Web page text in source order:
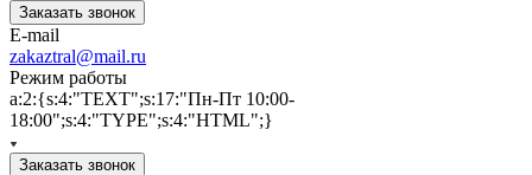
Заказать звонок
E-mail
zakaztral@mail.ru
Режим работы
a:2:{s:4:"TEXT";s:17:"Пн-Пт 10:00-
18:00";s:4:"TYPE";s:4:"HTML";}
Заказать звонок